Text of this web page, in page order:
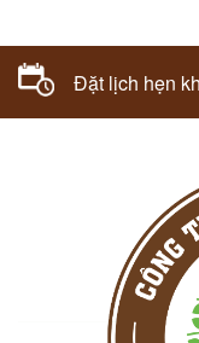
Đặt lịch hẹn